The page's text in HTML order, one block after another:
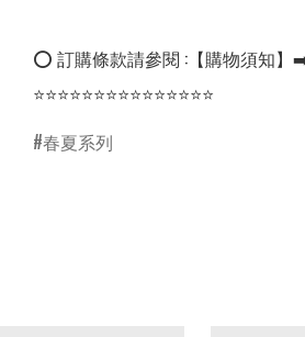
⭕ 訂購條款請參閱 :【購物須知】
⭐⭐⭐⭐⭐⭐⭐⭐⭐⭐⭐⭐⭐⭐⭐
春夏系列